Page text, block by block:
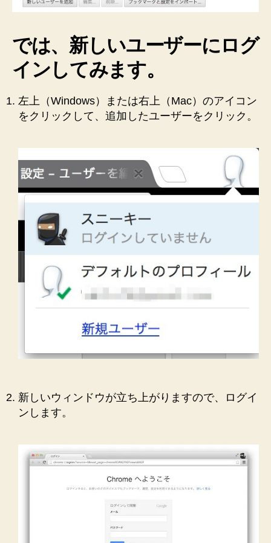
では、新しいユーザーにログ
インしてみます。
左上（Windows）または右上（Mac）のアイコン
をクリックして、追加したユーザーをクリック。
新しいウィンドウが立ち上がりますので、ログイ
ンします。